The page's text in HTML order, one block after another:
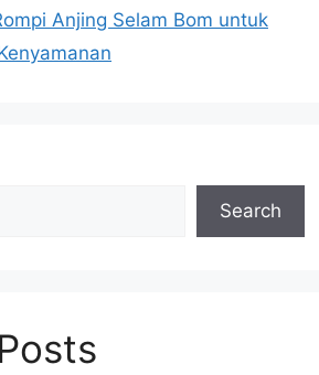
Anjing Selam Bom untuk
Search